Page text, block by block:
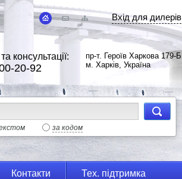
Вхід для дилерів
консультації:
20-92
пр-т. Героїв Харкова 179-Б
м. Харків, Україна
за кодом
Контакти Тех. підтримка